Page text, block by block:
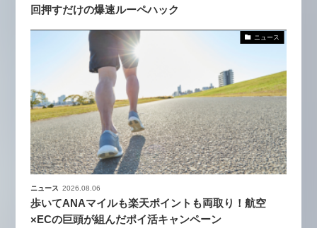
回押すだけの爆速ルーペハック
ニュース
ニュース 2026.08.06
歩いてANAマイルも楽天ポイントも両取り！航空
×ECの巨頭が組んだポイ活キャンペーン